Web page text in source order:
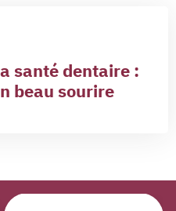
santé dentaire :
beau sourire